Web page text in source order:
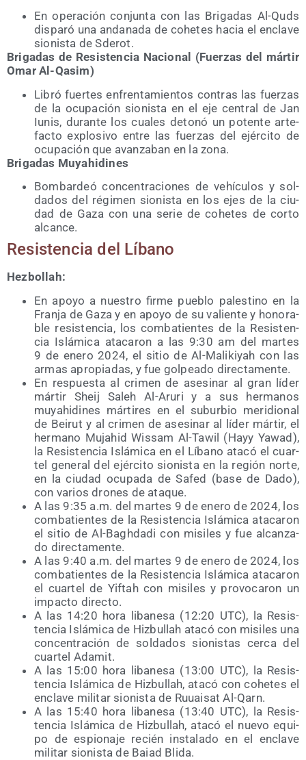
En ope­ra­ción con­jun­ta con las Bri­ga­das Al-Quds
dis­pa­ró una anda­na­da de cohe­tes hacia el encla­ve
sio­nis­ta de Sderot.
Bri­ga­das de Resis­ten­cia Nacio­nal (Fuer­zas del már­tir
Omar Al-Qasim)
Libró fuer­tes enfren­ta­mien­tos con­tras las fuer­zas
de la ocu­pa­ción sio­nis­ta en el eje cen­tral de Jan
Iunis, duran­te los cua­les deto­nó un poten­te arte­
fac­to explo­si­vo entre las fuer­zas del ejér­ci­to de
ocu­pa­ción que avan­za­ban en la zona.
Bri­ga­das Muyahidines
Bom­bar­deó con­cen­tra­cio­nes de vehícu­los y sol­
da­dos del régi­men sio­nis­ta en los ejes de la ciu­
dad de Gaza con una serie de cohe­tes de cor­to
alcance.
Resis­ten­cia del Líbano
Hez­bo­llah:
En apo­yo a nues­tro fir­me pue­blo pales­tino en la
Fran­ja de Gaza y en apo­yo de su valien­te y hono­ra­
ble resis­ten­cia, los com­ba­tien­tes de la Resis­ten­
cia Islá­mi­ca ata­ca­ron a las 9:30 am del mar­tes
9 de enero 2024, el sitio de Al-Mali­ki­yah con las
armas apro­pia­das, y fue gol­pea­do directamente.
En res­pues­ta al cri­men de ase­si­nar al gran líder
már­tir Sheij Saleh Al-Aru­ri y a sus her­ma­nos
muyahi­di­nes már­ti­res en el subur­bio meri­dio­nal
de Bei­rut y al cri­men de ase­si­nar al líder már­tir, el
her­mano Mujahid Wis­sam Al-Tawil (Hayy Yawad),
la Resis­ten­cia Islá­mi­ca en el Líbano ata­có el cuar­
tel gene­ral del ejér­ci­to sio­nis­ta en la región nor­te,
en la ciu­dad ocu­pa­da de Safed (base de Dado),
con varios dro­nes de ataque.
A las 9:35 a.m. del mar­tes 9 de enero de 2024, los
com­ba­tien­tes de la Resis­ten­cia Islá­mi­ca ata­ca­ron
el sitio de Al-Bagh­da­di con misi­les y fue alcan­za­
do directamente.
A las 9:40 a.m. del mar­tes 9 de enero de 2024, los
com­ba­tien­tes de la Resis­ten­cia Islá­mi­ca ata­ca­ron
el cuar­tel de Yif­tah con misi­les y pro­vo­ca­ron un
impac­to directo.
A las 14:20 hora liba­ne­sa (12:20 UTC), la Resis­
ten­cia Islá­mi­ca de Hiz­bu­llah ata­có con misi­les una
con­cen­tra­ción de sol­da­dos sio­nis­tas cer­ca del
cuar­tel Adamit.
A las 15:00 hora liba­ne­sa (13:00 UTC), la Resis­
ten­cia Islá­mi­ca de Hiz­bu­llah, ata­có con cohe­tes el
encla­ve mili­tar sio­nis­ta de Ruuai­sat Al-Qarn.
A las 15:40 hora liba­ne­sa (13:40 UTC), la Resis­
ten­cia Islá­mi­ca de Hiz­bu­llah, ata­có el nue­vo equi­
po de espio­na­je recién ins­ta­la­do en el encla­ve
mili­tar sio­nis­ta de Baiad Blida.